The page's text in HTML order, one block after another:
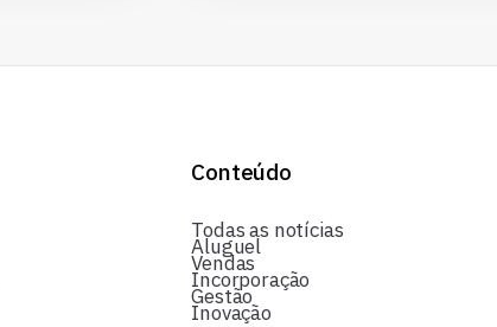
Conteúdo
Todas as notícias
Aluguel
Vendas
Incorporação
Gestão
Inovação